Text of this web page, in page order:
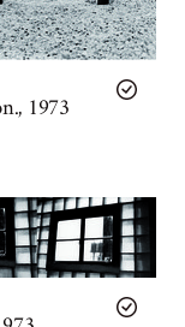
1973